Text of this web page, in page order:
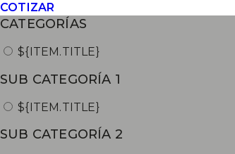
CATEGORÍAS
${ITEM.TITLE}
SUB CATEGORÍA 1
${ITEM.TITLE}
SUB CATEGORÍA 2
COTIZAR